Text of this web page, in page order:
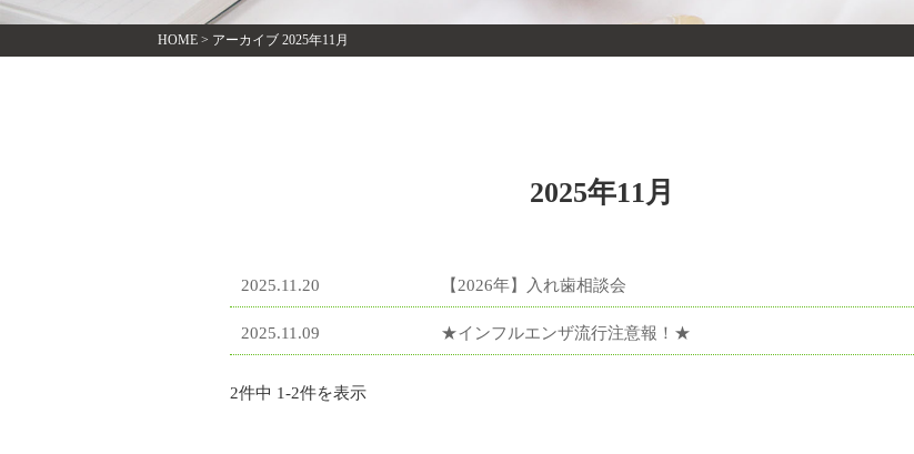
HOME > アーカイブ 2025年11月
2025年11月
2025.11.20 【2026年】入れ歯相談会
2025.11.09 ★インフルエンザ流行注意報！★
2件中 1-2件を表示